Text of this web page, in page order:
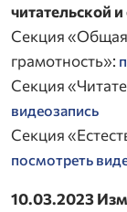
читательской
Секция «Общая
грамотность»:
Секция
видеозапись
Секция
посмотреть
10.03.2023